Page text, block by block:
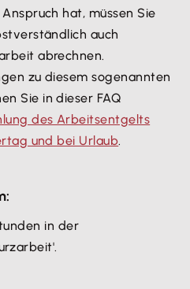
hat, müssen Sie
auch
abrechnen.
zu diesem sogenannten
Sie in dieser FAQ
des Arbeitsentgelts
und bei Urlaub.
in der